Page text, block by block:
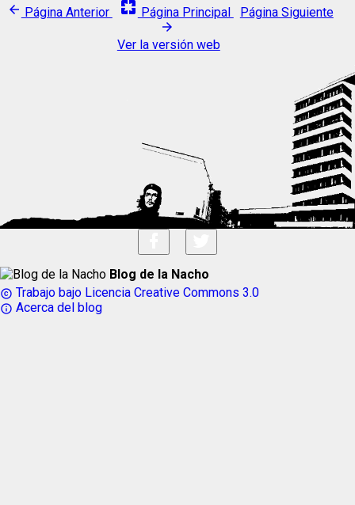
arrow_back Página Anterior pages Página Principal Página Siguiente
arrow_forward
Ver la versión web
Blog de la Nacho
copyright Trabajo bajo Licencia Creative Commons 3.0
info_outline Acerca del blog